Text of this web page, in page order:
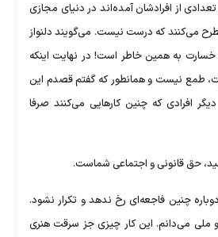
از افرادشان آمده‌اند در دنیای مجازی
می‌کنند که درست نیست. می‌گویند دلنواز
به همین خاطر است! در نهایت اینکه
طمع نیست و همانطور که گفتم قصدم این
افرادی که چنین کار‌هایی می‌کنند صرفا
حق قانونی و اجتماعی شماست.
چنین فاجعه‌ای رخ ندهد و تکرار نشود.
ملی می‌دانم. این کار چیزی جز سرقت هنری